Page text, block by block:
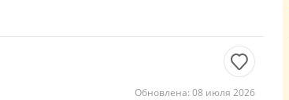
Обновлена: 08 июля 2026